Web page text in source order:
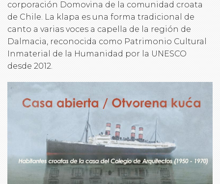
corporación Domovina de la comunidad croata
de Chile. La klapa es una forma tradicional de
canto a varias voces a capella de la región de
Dalmacia, reconocida como Patrimonio Cultural
Inmaterial de la Humanidad por la UNESCO
desde 2012.